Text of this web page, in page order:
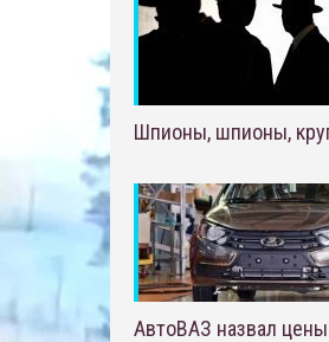
Шпионы, шпионы,
АвтоВАЗ назвал